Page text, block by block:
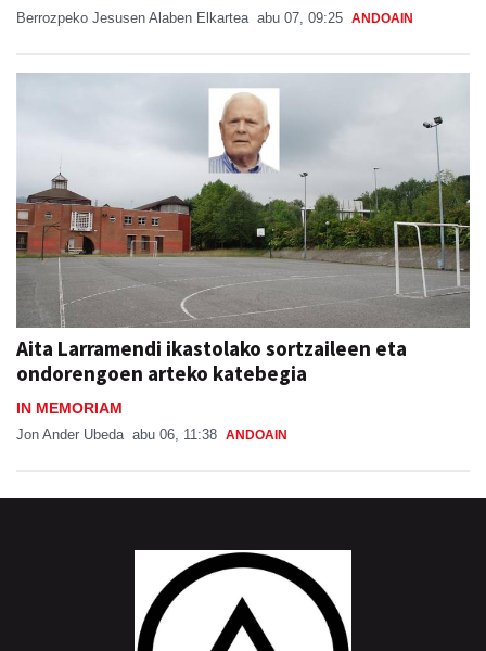
Berrozpeko Jesusen Alaben Elkartea abu 07, 09:25 ANDOAIN
Aita Larramendi ikastolako sortzaileen eta
ondorengoen arteko katebegia
IN MEMORIAM
Jon Ander Ubeda abu 06, 11:38 ANDOAIN